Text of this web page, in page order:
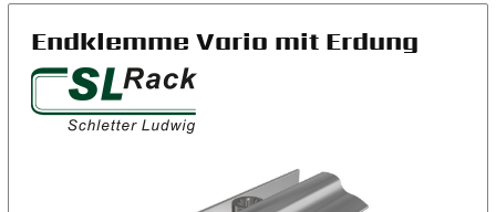
Endklemme Vario mit Erdung